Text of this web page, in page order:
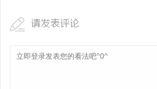
请发表评论